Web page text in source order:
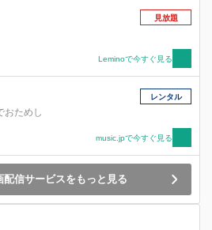
見放題
Leminoで今すぐ見る
おためし
レンタル
music.jpで今すぐ見る
配信サービスをもっと見る